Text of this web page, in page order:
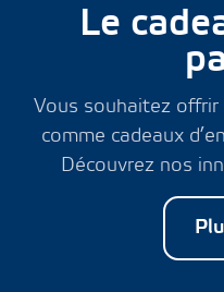
Le
Vous souhaitez offrir
comme cadeaux
Découvrez nos